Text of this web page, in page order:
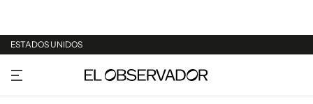
ESTADOS UNIDOS
URUGUAY
ARGENTINA